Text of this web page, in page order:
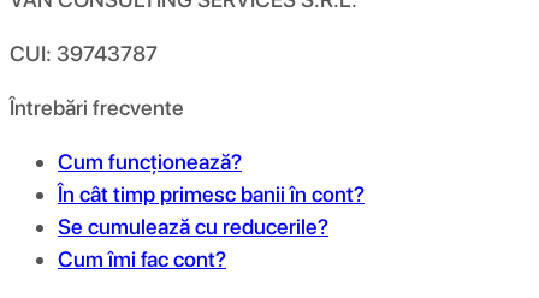
CUI: 39743787
Întrebări frecvente
Cum funcționează?
În cât timp primesc banii în cont?
Se cumulează cu reducerile?
Cum îmi fac cont?